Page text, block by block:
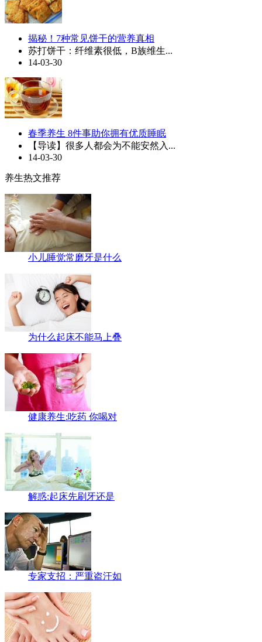
揭秘！7种常见饼干的营养真相
苏打饼干：纤维素很低，B族维生...
14-03-30
春季养生 8件事助你拥有优质睡眠
【导读】很多人都会为不能安然入...
14-03-30
养生热文推荐
小儿睡觉常磨牙是什么
为什么起床不能马上叠
健康养生:吃药 你喝对
解惑:起床先刷牙还是
专家支招：严重盗汗如